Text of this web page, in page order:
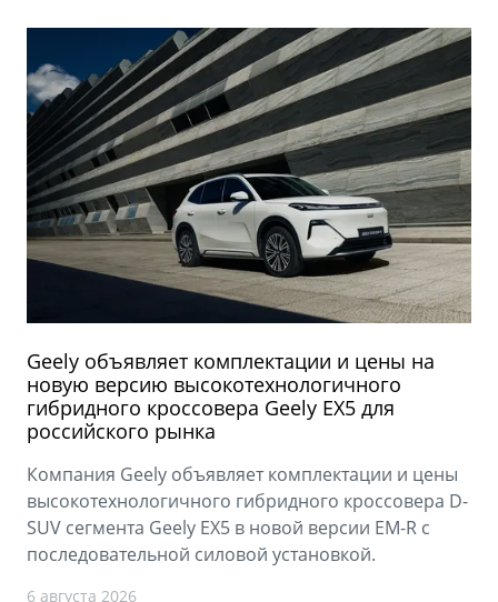
Geely объявляет комплектации и цены на
новую версию высокотехнологичного
гибридного кроссовера Geely EX5 для
российского рынка
Компания Geely объявляет комплектации и цены
высокотехнологичного гибридного кроссовера D-
SUV сегмента Geely EX5 в новой версии EM-R с
последовательной силовой установкой.
6 августа 2026